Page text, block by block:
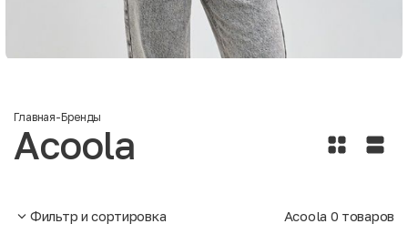
Главная-Бренды
Acoola
Фильтр и сортировка Acoola 0 товаров